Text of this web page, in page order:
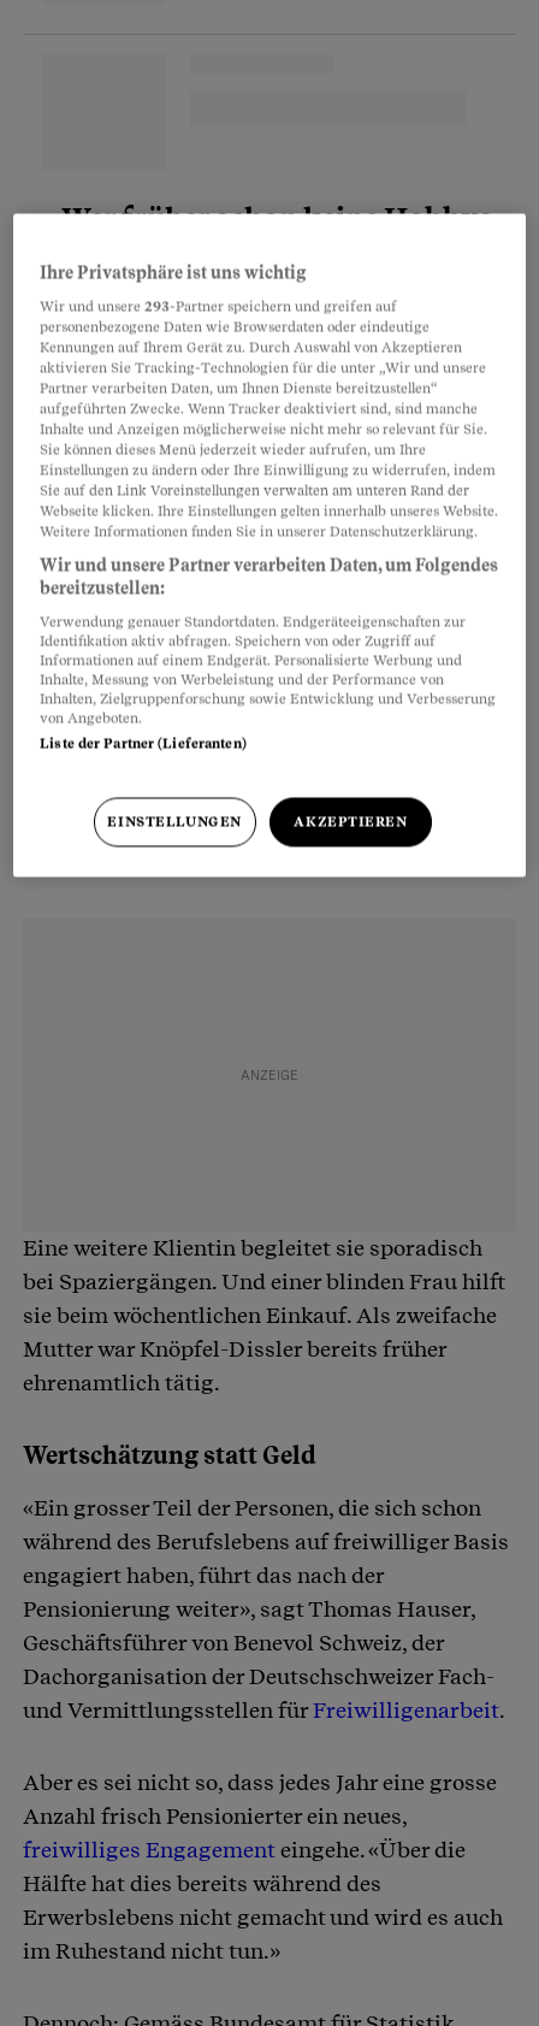
«Wer früher schon keine Hobbys
oder Freundschaften pflegte, wird
das auch nach der Pensionierung
nicht tun.»
Thomas Hauser, Geschäftsführer Benevol Schweiz
Da die Frau schlecht zu Fuss ist, erledigte sie
auch schon den Kleiderkauf. «Obwohl die Frau
einen Mann hat, hat sie mir diese Aufgabe
anvertraut. Zum Glück war sie mit meiner
Auswahl zufrieden», sagt die 70-Jährige und
lacht.
Beide sind auch nach über vier Jahren
gemeinsamer Treffen noch immer per Sie. «Ich
Abgrenzung. Und doch spüre ich die
notwendige Nähe», so die ehemalige
Eine weitere Klientin begleitet sie sporadisch
bei Spaziergängen. Und einer blinden Frau hilft
sie beim wöchentlichen Einkauf. Als zweifache
Mutter war Knöpfel-Dissler bereits früher
ehrenamtlich tätig.
Wertschätzung statt Geld
«Ein grosser Teil der Personen, die sich schon
während des Berufslebens auf freiwilliger Basis
engagiert haben, führt das nach der
Pensionierung weiter», sagt Thomas Hauser,
Geschäftsführer von Benevol Schweiz, der
Dachorganisation der Deutschschweizer Fach-
und Vermittlungsstellen fürFreiwilligenarbeit.
Aber es sei nicht so, dass jedes Jahr eine grosse
Anzahl frisch Pensionierter ein neues,
freiwilliges Engagementeingehe. «Über die
Hälfte hat dies bereits während des
Erwerbslebens nicht gemacht und wird es auch
im Ruhestand nicht tun.»
Ihre Privatsphäre ist uns wichtig
Wir und unsere293-Partner speichern und greifen auf
personenbezogene Daten wie Browserdaten oder eindeutige
Kennungen auf Ihrem Gerät zu. Durch Auswahl von Akzeptieren
aktivieren Sie Tracking-Technologien für die unter „Wir und unsere
Partner verarbeiten Daten, um Ihnen Dienste bereitzustellen“
aufgeführten Zwecke. Wenn Tracker deaktiviert sind, sind manche
Inhalte und Anzeigen möglicherweise nicht mehr so relevant für Sie.
Sie können dieses Menü jederzeit wieder aufrufen, um Ihre
Einstellungen zu ändern oder Ihre Einwilligung zu widerrufen, indem
Sie auf den Link Voreinstellungen verwalten am unteren Rand der
Webseite klicken. Ihre Einstellungen gelten innerhalb unseres Website.
Weitere Informationen finden Sie in unserer Datenschutzerklärung.
Wir und unsere Partner verarbeiten Daten, um Folgendes
bereitzustellen:
Verwendung genauer Standortdaten. Endgeräteeigenschaften zur
Identifikation aktiv abfragen. Speichern von oder Zugriff auf
Informationen auf einem Endgerät. Personalisierte Werbung und
Inhalte, Messung von Werbeleistung und der Performance von
Inhalten, Zielgruppenforschung sowie Entwicklung und Verbesserung
von Angeboten.
Liste der Partner (Lieferanten)
EINSTELLUNGEN AKZEPTIEREN